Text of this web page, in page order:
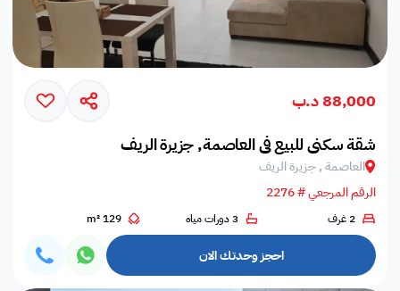
88,000 د.ب
شقة سكني للبيع في العاصمة, جزيرة الريف
العاصمة , جزيرة الريف
الرقم المرجعي # 2276
2 غرف 3 دورات مياه 129 m²
احجز وحدتك الان